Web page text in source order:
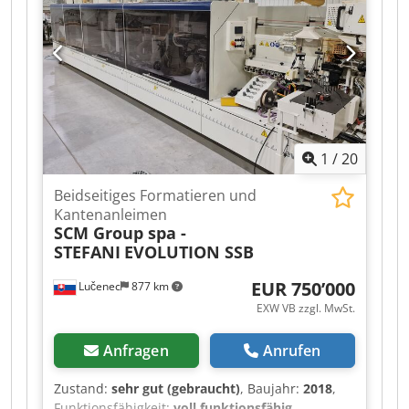
1 /20
Lučenec 877 km
Beidseitiges Formatieren und
Kantenanleimen
SCM Group spa -
STEFANI EVOLUTION SSB
EUR 750’000
EXW VB zzgl. MwSt.
Anfragen Anrufen
Zustand: sehr gut (gebraucht), Baujahr: 2018,